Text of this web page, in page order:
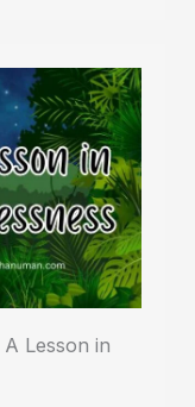
Lesson in